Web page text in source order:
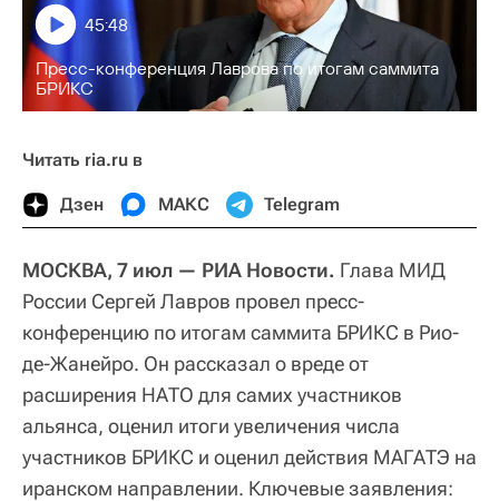
Пресс-конференция Лаврова по итогам саммита
БРИКС
45:48
Читать ria.ru в
Дзен МАКС Telegram
МОСКВА, 7 июл — РИА Новости. Глава МИД
России Сергей Лавров провел пресс-
конференцию по итогам саммита БРИКС в Рио-
де-Жанейро. Он рассказал о вреде от
расширения НАТО для самих участников
альянса, оценил итоги увеличения числа
участников БРИКС и оценил действия МАГАТЭ на
иранском направлении. Ключевые заявления: